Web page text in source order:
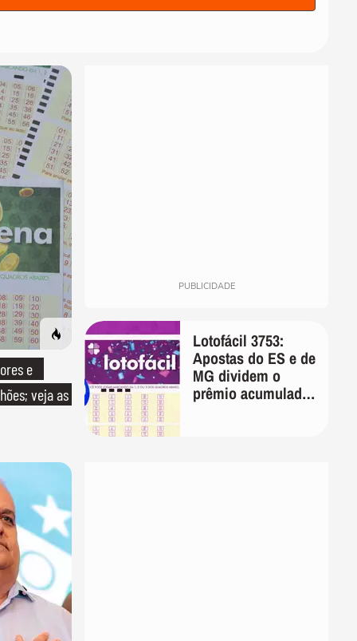
e
veja as
PUBLICIDADE
Lotofácil 3753:
Apostas do ES e de
MG dividem o
prêmio acumulado